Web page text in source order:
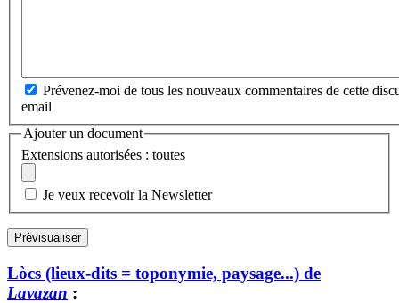
Prévenez-moi de tous les nouveaux commentaires de cette
email
Ajouter un document
Extensions autorisées : toutes
Je veux recevoir la Newsletter
Lòcs (lieux-dits = toponymie, paysage...) de
Lavazan :